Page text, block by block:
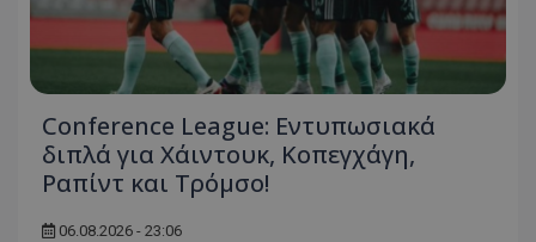
Conference League: Εντυπωσιακά
διπλά για Χάιντουκ, Κοπεγχάγη,
Ραπίντ και Τρόμσο!
06.08.2026 - 23:06